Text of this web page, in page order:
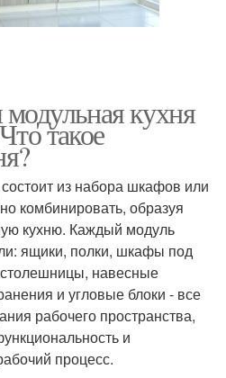
кухня
такое
из набора шкафов или
комбинировать, образуя
кухню. Каждый модуль
ящики, полки, шкафы под
навесные
и угловые блоки - все
рабочего пространства,
и
процесс.